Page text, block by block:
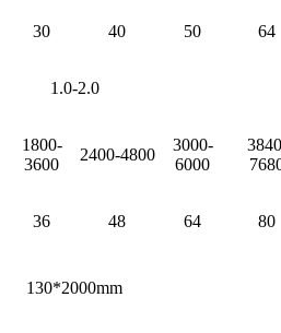
30 40 50 64
1.0-2.0
1800-
3600
2400-4800
3000-
6000
36 48 64 80
130*2000mm